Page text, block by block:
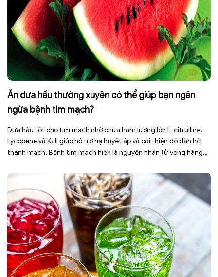
Ăn dưa hấu thường xuyên có thể giúp bạn ngăn
ngừa bệnh tim mạch?
Dưa hấu tốt cho tim mạch nhờ chứa hàm lượng lớn L-citrulline,
Lycopene và Kali giúp hỗ trợ hạ huyết áp và cải thiện độ đàn hồi
thành mạch. Bệnh tim mạch hiện là nguyên nhân tử vong hàng
ngày có thể […]